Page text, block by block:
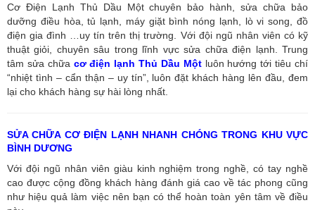
Cơ Điện Lạnh Thủ Dầu Một chuyên bảo hành, sửa chữa bảo
dưỡng điều hòa, tủ lạnh, máy giặt bình nóng lạnh, lò vi song, đồ
điện gia đình …uy tín trên thị trường. Với đội ngũ nhân viên có kỹ
thuật giỏi, chuyên sâu trong lĩnh vực sửa chữa điện lạnh. Trung
tâm sửa chữa cơ điện lạnh Thủ Dầu Mộtluôn hướng tới tiêu chí
“nhiệt tình – cẩn thận – uy tín”, luôn đặt khách hàng lên đầu, đem
lại cho khách hàng sự hài lòng nhất.
SỬA CHỮA CƠ ĐIỆN LẠNH NHANH CHÓNG TRONG KHU VỰC
BÌNH DƯƠNG
Với đội ngũ nhân viên giàu kinh nghiệm trong nghề, có tay nghề
cao được cộng đồng khách hàng đánh giá cao về tác phong cũng
như hiệu quả làm việc nên bạn có thể hoàn toàn yên tâm về điều